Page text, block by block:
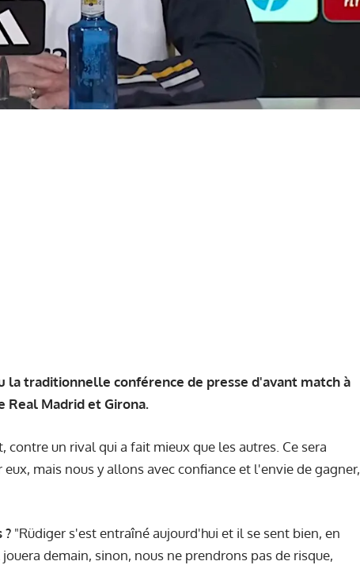
la traditionnelle conférence de presse d'avant match à
Real Madrid et Girona.
contre un rival qui a fait mieux que les autres. Ce sera
mais nous y allons avec confiance et l'envie de gagner,
? "Rüdiger s'est entraîné aujourd'hui et il se sent bien, en
demain, sinon, nous ne prendrons pas de risque,